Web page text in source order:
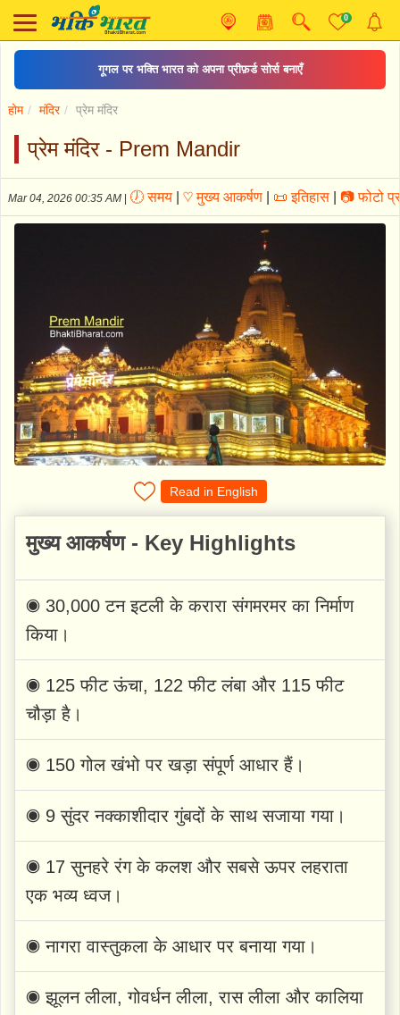
0
शिव चालीसा
होम मंदिर प्रेम मंदिर
प्रेम मंदिर - Prem Mandir
Mar 04, 2026 00:35 AM 🕖 समय ♡ मुख्य आकर्षण 📜 इतिहास 📷 फोटो
Read in English
मुख्य आकर्षण - Key Highlights
◉ 30,000 टन इटली के करारा संगमरमर का निर्माण
किया।
◉ 125 फीट ऊंचा, 122 फीट लंबा और 115 फीट
चौड़ा है।
◉ 150 गोल खंभो पर खड़ा संपूर्ण आधार हैं।
◉ 9 सुंदर नक्काशीदार गुंबदों के साथ सजाया गया।
◉ 17 सुनहरे रंग के कलश और सबसे ऊपर लहराता
एक भव्य ध्वज।
◉ नागरा वास्तुकला के आधार पर बनाया गया।
◉ झूलन लीला, गोवर्धन लीला, रास लीला और कालिया